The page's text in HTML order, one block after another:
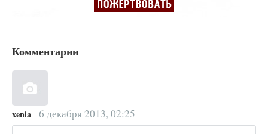
Комментарии
xenia 6 декабря 2013, 02:25